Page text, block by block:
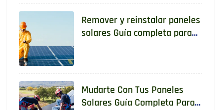
Remover y reinstalar paneles
solares Guía completa para
Mudarte Con Tus Paneles
Solares Guía Completa Para